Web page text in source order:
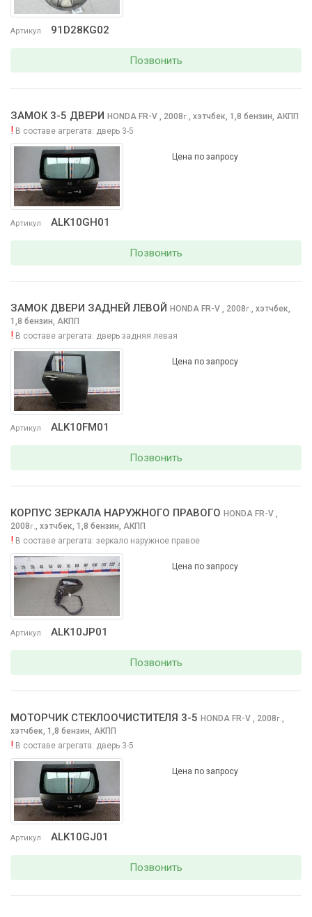
Артикул 91D28KG02
Позвонить
Артикул ALK10GH01
ЗАМОК 3-5 ДВЕРИ HONDA FR-V , 2008г., хэтчбек, 1,8 бензин, АКПП
! В составе агрегата: дверь 3-5
Цена по запросу
Позвонить
Артикул ALK10FM01
ЗАМОК ДВЕРИ ЗАДНЕЙ ЛЕВОЙ HONDA FR-V , 2008г., хэтчбек,
1,8 бензин, АКПП
! В составе агрегата: дверь задняя левая
Цена по запросу
Позвонить
Артикул ALK10JP01
КОРПУС ЗЕРКАЛА НАРУЖНОГО ПРАВОГО HONDA FR-V ,
2008г., хэтчбек, 1,8 бензин, АКПП
! В составе агрегата: зеркало наружное правое
Цена по запросу
Позвонить
Артикул ALK10GJ01
МОТОРЧИК СТЕКЛООЧИCТИТЕЛЯ 3-5 HONDA FR-V , 2008г.,
хэтчбек, 1,8 бензин, АКПП
! В составе агрегата: дверь 3-5
Цена по запросу
Позвонить